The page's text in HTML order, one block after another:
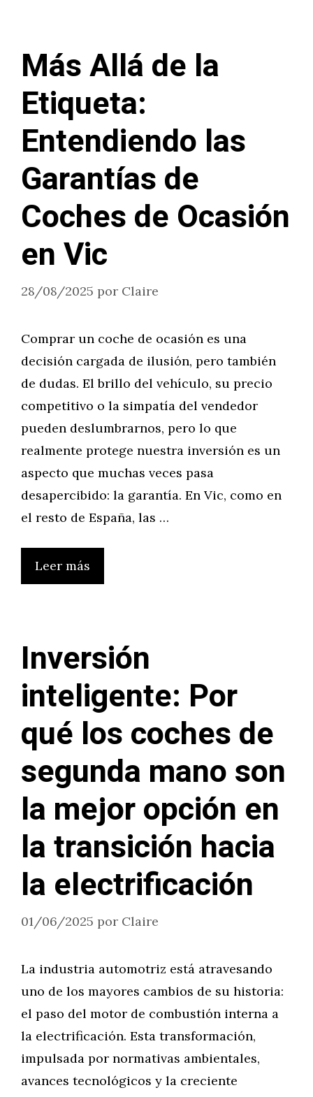
Más Allá de la
Etiqueta:
Entendiendo las
Garantías de
Coches de Ocasión
en Vic
28/08/2025 por Claire
Comprar un coche de ocasión es una
decisión cargada de ilusión, pero también
de dudas. El brillo del vehículo, su precio
competitivo o la simpatía del vendedor
pueden deslumbrarnos, pero lo que
realmente protege nuestra inversión es un
aspecto que muchas veces pasa
desapercibido: la garantía. En Vic, como en
el resto de España, las …
Leer más
Inversión
inteligente: Por
qué los coches de
segunda mano son
la mejor opción en
la transición hacia
la electrificación
01/06/2025 por Claire
La industria automotriz está atravesando
uno de los mayores cambios de su historia:
el paso del motor de combustión interna a
la electrificación. Esta transformación,
impulsada por normativas ambientales,
avances tecnológicos y la creciente